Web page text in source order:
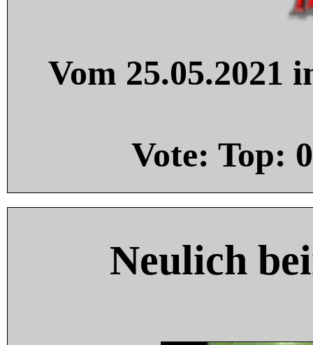
Vom 25.05.2021
Vote: Top: 0
Neulich